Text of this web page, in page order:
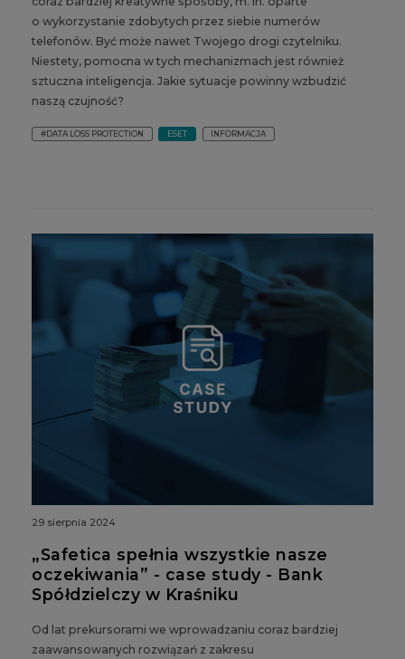
o wykorzystanie zdobytych przez siebie numerów
telefonów. Być może nawet Twojego drogi czytelniku.
Niestety, pomocna w tych mechanizmach jest również
sztuczna inteligencja. Jakie sytuacje powinny wzbudzić
naszą czujność?
#DATA LOSS PROTECTION ESET INFORMACJA
29 sierpnia 2024
„Safetica spełnia wszystkie nasze
oczekiwania” - case study - Bank
Spółdzielczy w Kraśniku
Od lat prekursorami we wprowadzaniu coraz bardziej
zaawansowanych rozwiązań z zakresu